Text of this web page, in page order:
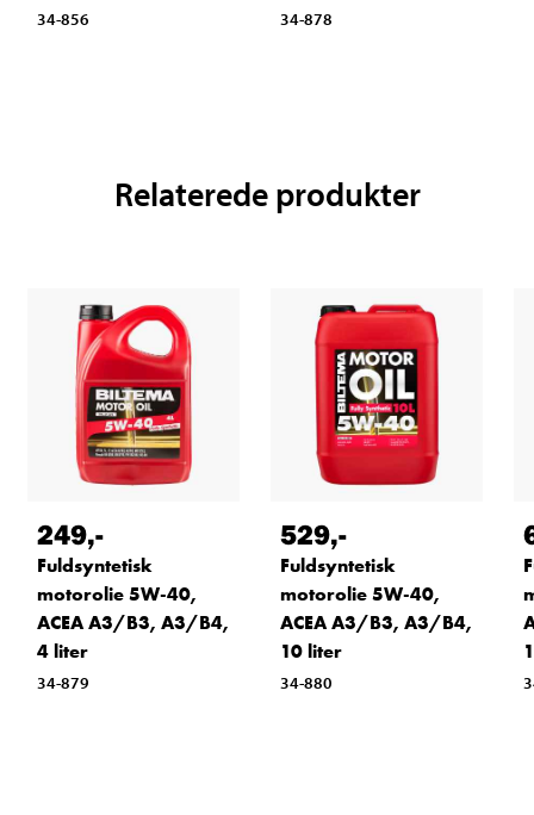
34-856 34-878
Relaterede produkter
249,-
Fuldsyntetisk
motorolie 5W-40,
ACEA A3/B3, A3/B4,
4 liter
34-879
529,-
Fuldsyntetisk
motorolie 5W-40,
ACEA A3/B3, A3/B4,
10 liter
34-880